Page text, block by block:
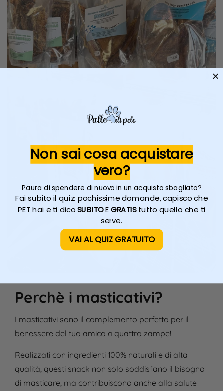
Perchè i masticativi?
I masticativi sono il complemento perfetto per il
benessere del tuo amico a quattro zampe!
Realizzati con ingredienti 100% naturali e di alta
qualità, questi snack non solo soddisfano il bisogno
di masticare, ma contribuiscono anche alla salute
Non sai cosa acquistare
vero?
Paura di spendere di nuovo in un acquisto sbagliato?
Fai subito il quiz: pochissime domande, capisco che
PET hai e ti dicoSUBITOE GRATIStutto quello che ti
serve.
VAI AL QUIZ GRATUITO